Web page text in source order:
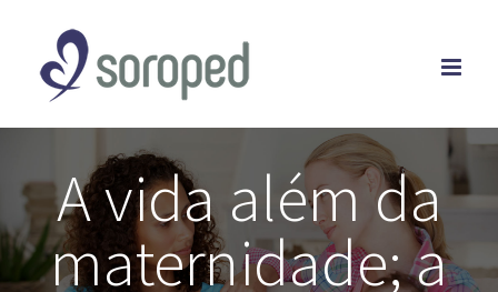
content
A vida além da
maternidade; a